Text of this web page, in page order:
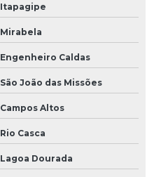
Itapagipe
Mirabela
Engenheiro Caldas
São João das Missões
Campos Altos
Rio Casca
Lagoa Dourada